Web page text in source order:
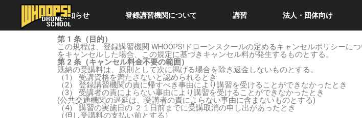
お知らせ 登録講習機関について 講習 法人・団体向け
第 1 条（目的）
この規程は、登録講習機関 WHOOPS!ドローンスクールの定めるキャンセルポリシー
をキャンセルした場合、この規定に基づきキャンセル料が発生するものとする。
第 2 条（キャンセル料金不要の範囲）
既納の受講料は、原則として次に掲げる場合を除き返金しないものとする。
（1） 受講資格を満たさないと認められるとき
（2） 登録講習機関の責に帰すべき事由により講習を受けることができなかったとき
（3） 受講者の責によらない事由により講習を受けることができなかったとき
(公共交通機関の遅延は、受講者の責によらない事由に含まないものとする)
（4） 講習の実施日の ２１日前までに受講取消の申し出があったとき
（但し受講料の支払い前とする）